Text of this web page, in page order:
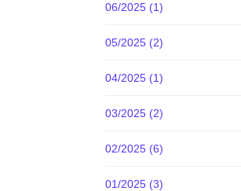
06/2025 (1)
05/2025 (2)
04/2025 (1)
03/2025 (2)
02/2025 (6)
01/2025 (3)